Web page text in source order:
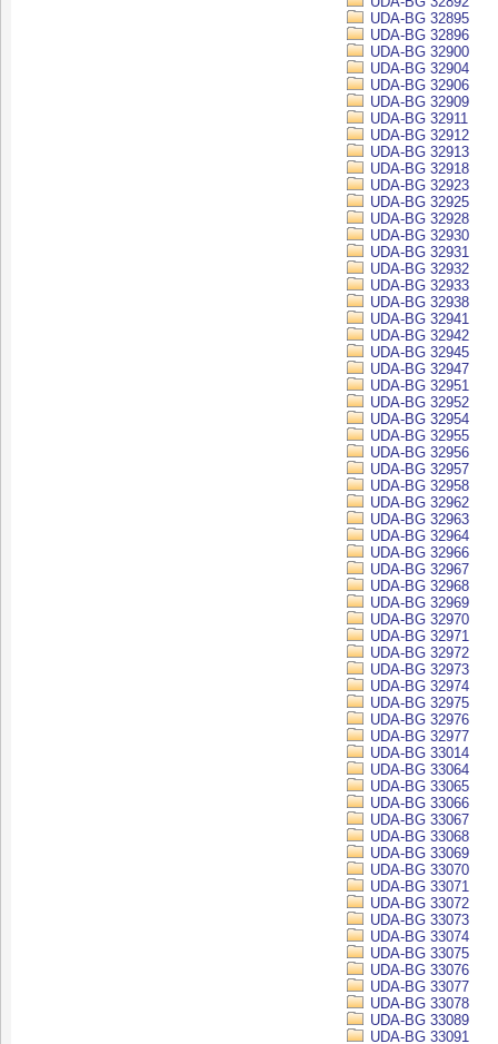
UDA-BG 32895
UDA-BG 32896
UDA-BG 32900
UDA-BG 32904
UDA-BG 32906
UDA-BG 32909
UDA-BG 32911
UDA-BG 32912
UDA-BG 32913
UDA-BG 32918
UDA-BG 32923
UDA-BG 32925
UDA-BG 32928
UDA-BG 32930
UDA-BG 32931
UDA-BG 32932
UDA-BG 32933
UDA-BG 32938
UDA-BG 32941
UDA-BG 32942
UDA-BG 32945
UDA-BG 32947
UDA-BG 32951
UDA-BG 32952
UDA-BG 32954
UDA-BG 32955
UDA-BG 32956
UDA-BG 32957
UDA-BG 32958
UDA-BG 32962
UDA-BG 32963
UDA-BG 32964
UDA-BG 32966
UDA-BG 32967
UDA-BG 32968
UDA-BG 32969
UDA-BG 32970
UDA-BG 32971
UDA-BG 32972
UDA-BG 32973
UDA-BG 32974
UDA-BG 32975
UDA-BG 32976
UDA-BG 32977
UDA-BG 33014
UDA-BG 33064
UDA-BG 33065
UDA-BG 33066
UDA-BG 33067
UDA-BG 33068
UDA-BG 33069
UDA-BG 33070
UDA-BG 33071
UDA-BG 33072
UDA-BG 33073
UDA-BG 33074
UDA-BG 33075
UDA-BG 33076
UDA-BG 33077
UDA-BG 33078
UDA-BG 33089
UDA-BG 33091